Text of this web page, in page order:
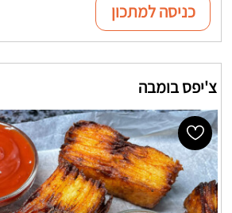
כניסה למתכון
צ'יפס בומבה